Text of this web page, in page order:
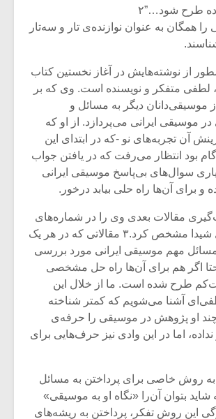
طرح شود…”۲
همگان به عنوان نوازنده‌ی تار و سه‌تار
از نوشته‌هایش در آغاز نخستین کتاب
لطفی متفکر و نویسنده است. وی که بر
موسیقی‌دانان دیگر به مسائل و
موسیقی ایرانی می‌پردازد. از او که
آن تجربه‌های نو -که در ابتدای این
بود انتظار می‌رفت که در یافتن جواب
سوال‌های بی‌پاسخ موسیقی ایرانی
و برای آن‌ها راه حلی بیابد درخور.
مقالات بعدی وی را در شماره‌های
دیگر کتاب سال شیدا مشخص کرد.۳ مقالاتی که در هر یک
مسائل مهم موسیقی ایرانی مورد بررسی
اگر هم برای آن‌ها راه حل مشخصی
طرح شده است. ما از خلال این
آشنا می‌شویم که کمتر شناخته
او پژوهش در موسیقی را حرفه‌ی
اما در این وادی نیز حرف‌هایی برای
به روش خاصی برای پرداختن به مسائل
بتوان آن‌را «نگاه او به موسیقی»
این روش تفکر، پرداختن به ریشه‌های
میکلوش روژا
یادداشتی بر موسیقی
متن فیلم «متری
شیش و نیم»
اگر نمی توانی
مشهورترین باشی،
بدنام ترین باش
موریس ژار
موسیقی
برگزار
موسیقی